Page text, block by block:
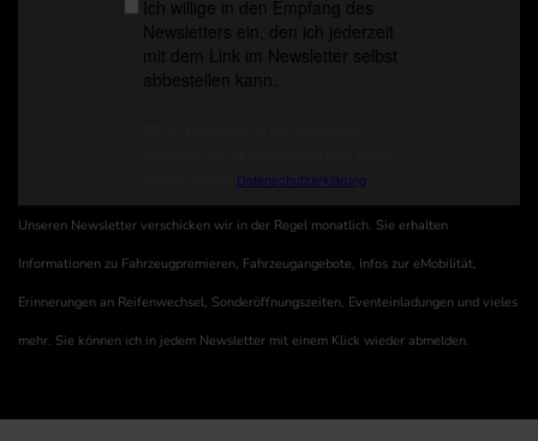
Unseren Newsletter verschicken wir in der Regel monatlich. Sie erhalten
Informationen zu Fahrzeugpremieren, Fahrzeugangebote, Infos zur eMobilität,
Erinnerungen an Reifenwechsel, Sonderöffnungszeiten, Eventeinladungen und vieles
mehr. Sie können ich in jedem Newsletter mit einem Klick wieder abmelden.